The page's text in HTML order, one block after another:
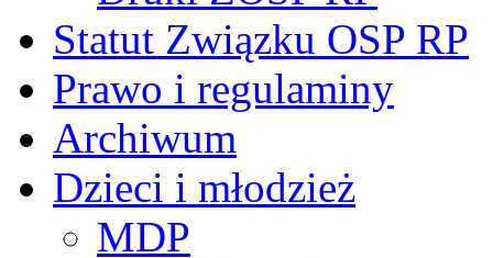
Statut Związku OSP RP
Prawo i regulaminy
Archiwum
Dzieci i młodzież
MDP